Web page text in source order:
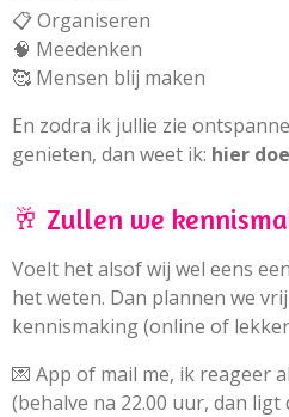
📋 Organiseren
🧠 Meedenken
🥰 Mensen blij maken
En zodra ik jullie zie
genieten, dan weet ik: hier
🥂 Zullen we
Voelt het alsof wij wel eens
het weten. Dan plannen we
kennismaking (online of
💌 App of mail me, ik reageer
(behalve na 22.00 uur, dan